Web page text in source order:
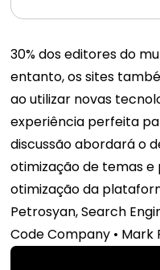
30% dos editores do
entanto, os sites
ao utilizar novas
experiência perfeita
discussão abordará o
otimização de temas e
otimização da
Petrosyan, Search
Code Company • Mark